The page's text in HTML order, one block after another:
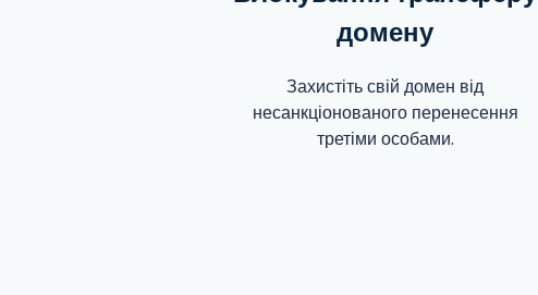
домену
Захистіть свій домен від
несанкціонованого перенесення
третіми особами.